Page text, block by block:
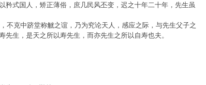
矜式国人，矫正薄俗，庶几民风丕变，迟之十年二十年，先生虽
不克中跻堂称觥之谊，乃为究论天人，感应之际，与先生父子之
先生，是天之所以寿先生，而亦先生之所以自寿也夫。